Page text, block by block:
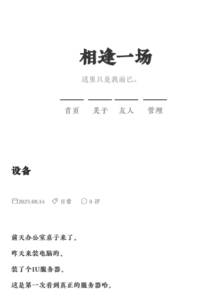
相逢一场
这里只是我而已。
首页 关于 友人 管理
设备
2025.08.14 日常 0 评
前天办公室桌子来了，
昨天来装电脑的，
装了个1U服务器，
这是第一次看到真正的服务器哈，